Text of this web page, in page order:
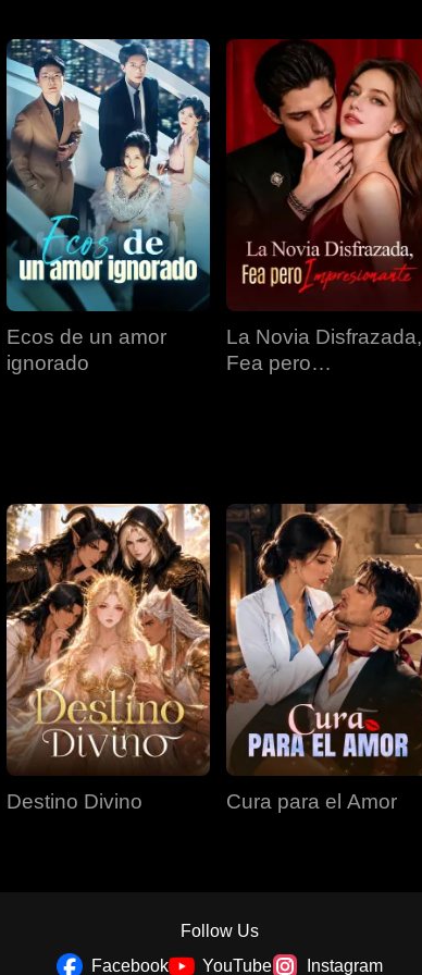
Ecos de un amor
ignorado
La Novia Disfrazada,
Fea pero
Destino Divino Cura para el Amor
Follow Us
Facebook
YouTube Instagram